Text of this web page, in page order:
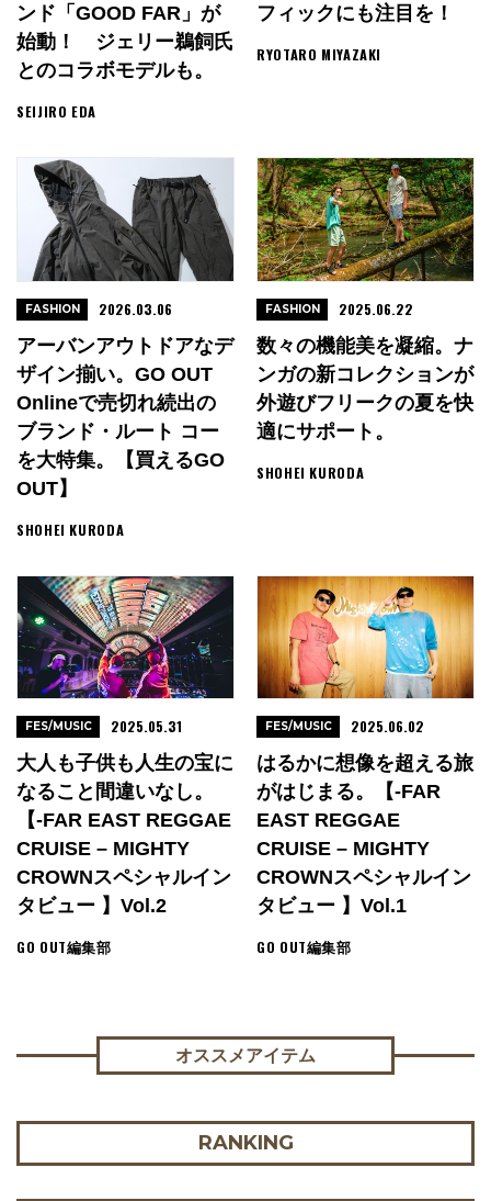
ンド「GOOD FAR」が
始動！ ジェリー鵜飼氏
とのコラボモデルも。
SEIJIRO EDA
フィックにも注目を！
RYOTARO MIYAZAKI
アーバンアウトドアなデ
ザイン揃い。GO OUT
Onlineで売切れ続出の
ブランド・ルート コー
を大特集。【買えるGO
OUT】
SHOHEI KURODA
FASHION 2026.03.06
数々の機能美を凝縮。ナ
ンガの新コレクションが
外遊びフリークの夏を快
適にサポート。
SHOHEI KURODA
FASHION 2025.06.22
大人も子供も人生の宝に
なること間違いなし。
【-FAR EAST REGGAE
CRUISE – MIGHTY
CROWNスペシャルイン
タビュー 】vol.2
GO OUT編集部
FES/MUSIC 2025.05.31
はるかに想像を超える旅
がはじまる。【-FAR
EAST REGGAE
CRUISE – MIGHTY
CROWNスペシャルイン
タビュー 】vol.1
GO OUT編集部
FES/MUSIC 2025.06.02
オススメアイテム
RANKING